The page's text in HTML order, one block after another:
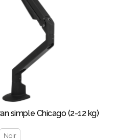
simple Chicago (2-12 kg)
Noir